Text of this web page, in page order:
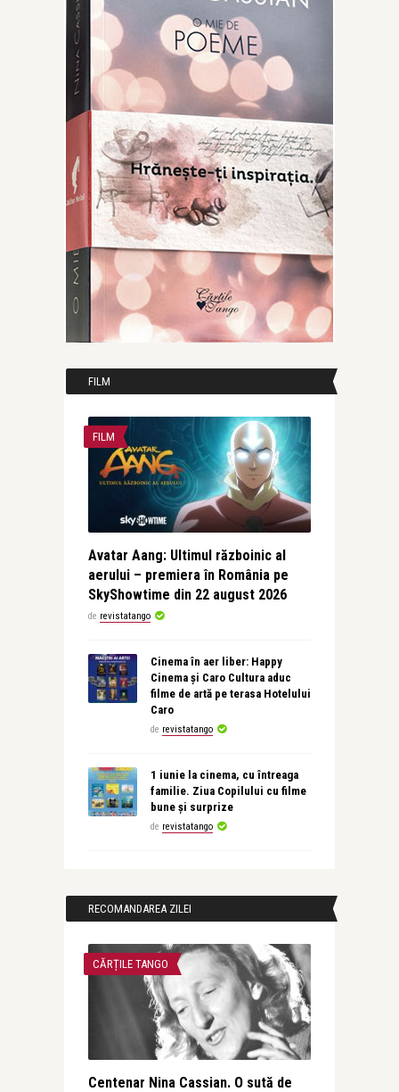
FILM
FILM
Avatar Aang: Ultimul războinic al
aerului – premiera în România pe
SkyShowtime din 22 august 2026
de revistatango
Cinema în aer liber: Happy
Cinema și Caro Cultura aduc
filme de artă pe terasa Hotelului
Caro
de revistatango
1 iunie la cinema, cu întreaga
familie. Ziua Copilului cu filme
bune și surprize
de revistatango
RECOMANDAREA ZILEI
CĂRȚILE TANGO
Centenar Nina Cassian. O sută de